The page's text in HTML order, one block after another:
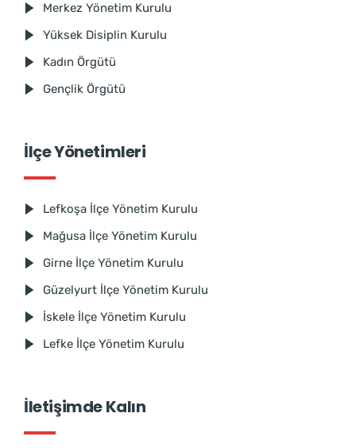
Merkez Yönetim Kurulu
Yüksek Disiplin Kurulu
Kadın Örgütü
Gençlik Örgütü
İlçe Yönetimleri
Lefkoşa İlçe Yönetim Kurulu
Mağusa İlçe Yönetim Kurulu
Girne İlçe Yönetim Kurulu
Güzelyurt İlçe Yönetim Kurulu
İskele İlçe Yönetim Kurulu
Lefke İlçe Yönetim Kurulu
İletişimde Kalın